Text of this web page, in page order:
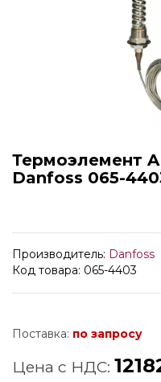
Термоэлемент
Danfoss 065-
Производитель: Danfoss
Код товара: 065-4403
Поставка: по запросу
Цена с НДС: